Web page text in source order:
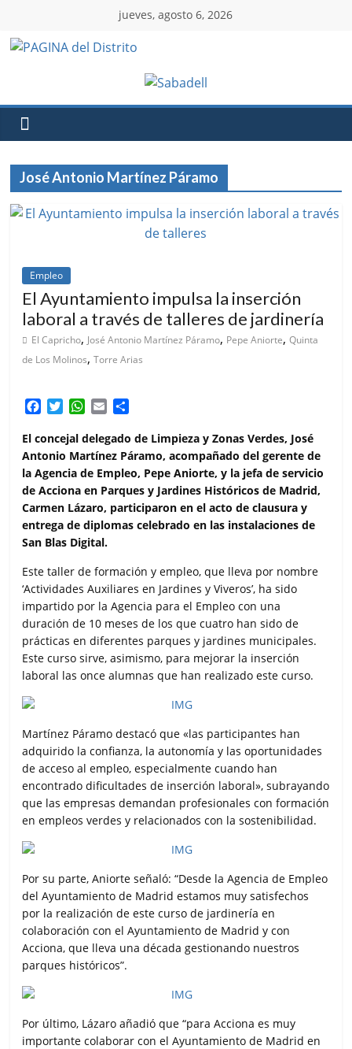
jueves, agosto 6, 2026
José Antonio Martínez Páramo
Empleo
El Ayuntamiento impulsa la inserción
laboral a través de talleres de jardinería
El Capricho, José Antonio Martínez Páramo, Pepe Aniorte,Quinta
de Los Molinos,Torre Arias
c
e
b
o
k
i
t
t
e
r
W
a
t
s
A
p
a
i
l
m
p
a
r
t
i
r
El concejal delegado de Limpieza y Zonas Verdes, José
Antonio Martínez Páramo, acompañado del gerente de
la Agencia de Empleo, Pepe Aniorte, y la jefa de servicio
de Acciona en Parques y Jardines Históricos de Madrid,
Carmen Lázaro, participaron en el acto de clausura y
entrega de diplomas celebrado en las instalaciones de
San Blas Digital.
Este taller de formación y empleo, que lleva por nombre
‘Actividades Auxiliares en Jardines y Viveros’, ha sido
impartido por la Agencia para el Empleo con una
duración de 10 meses de los que cuatro han sido de
prácticas en diferentes parques y jardines municipales.
Este curso sirve, asimismo, para mejorar la inserción
laboral las once alumnas que han realizado este curso.
Martínez Páramo destacó que «las participantes han
adquirido la confianza, la autonomía y las oportunidades
de acceso al empleo, especialmente cuando han
encontrado dificultades de inserción laboral», subrayando
que las empresas demandan profesionales con formación
en empleos verdes y relacionados con la sostenibilidad.
Por su parte, Aniorte señaló: “Desde la Agencia de Empleo
del Ayuntamiento de Madrid estamos muy satisfechos
por la realización de este curso de jardinería en
colaboración con el Ayuntamiento de Madrid y con
Acciona, que lleva una década gestionando nuestros
parques históricos”.
Por último, Lázaro añadió que “para Acciona es muy
importante colaborar con el Ayuntamiento de Madrid en